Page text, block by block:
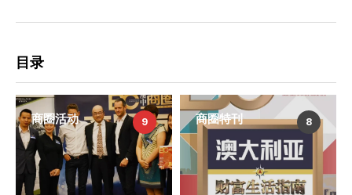
目录
商圈活动 9 商圈特刊 8